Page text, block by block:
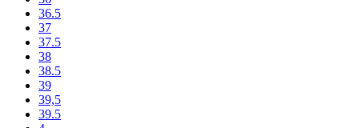
36.5
37
37.5
38
38.5
39
39,5
39.5